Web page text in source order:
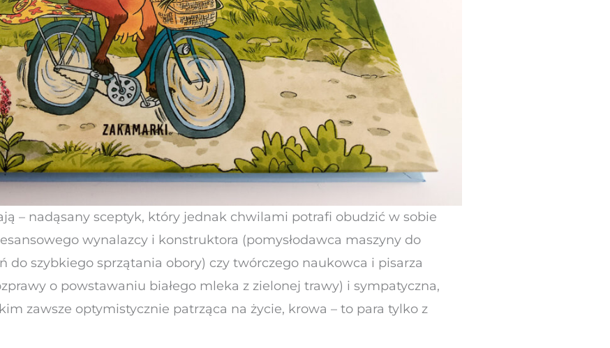
– nadąsany sceptyk, który jednak chwilami potrafi obudzić w sobie
wynalazcy i konstruktora (pomysłodawca maszyny do
do szybkiego sprzątania obory) czy twórczego naukowca i pisarza
o powstawaniu białego mleka z zielonej trawy) i sympatyczna,
zawsze optymistycznie patrząca na życie, krowa – to para tylko z